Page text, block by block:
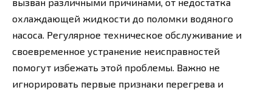
охлаждающей жидкости до поломки водяного
насоса. Регулярное техническое обслуживание и
своевременное устранение неисправностей
помогут избежать этой проблемы. Важно не
игнорировать первые признаки перегрева и